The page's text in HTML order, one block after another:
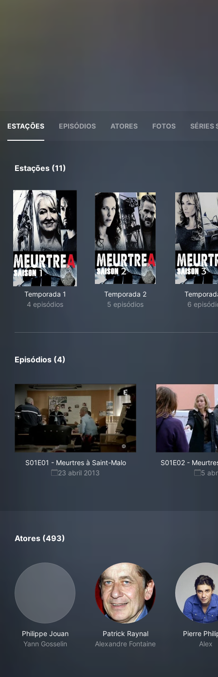
ESTAÇÕES EPISÓDIOS ATORES FOTOS SÉRIES
Estações (11)
Temporada 1
4 episódios
Temporada 2
5 episódios
6
Episódios (4)
S01E01 - Meurtres à Saint-Malo
23 abril 2013
S01E02-
5
Atores (493)
Philippe Jouan
Yann Gosselin
Patrick Raynal
Alexandre Fontaine
Pierre
Alex